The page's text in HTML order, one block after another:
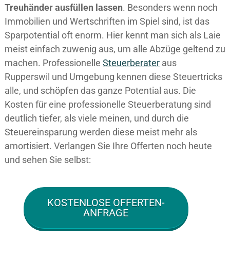
Treuhänder ausfüllen lassen. Besonders wenn noch
Immobilien und Wertschriften im Spiel sind, ist das
Sparpotential oft enorm. Hier kennt man sich als Laie
meist einfach zuwenig aus, um alle Abzüge geltend zu
machen. Professionelle Steuerberater aus
Rupperswil und Umgebung kennen diese Steuertricks
alle, und schöpfen das ganze Potential aus. Die
Kosten für eine professionelle Steuerberatung sind
deutlich tiefer, als viele meinen, und durch die
Steuereinsparung werden diese meist mehr als
amortisiert. Verlangen Sie Ihre Offerten noch heute
und sehen Sie selbst:
KOSTENLOSE OFFERTEN-
ANFRAGE